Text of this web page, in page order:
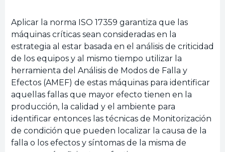
Aplicar la norma ISO 17359 garantiza que las
máquinas críticas sean consideradas en la
estrategia al estar basada en el análisis de criticidad
de los equipos y al mismo tiempo utilizar la
herramienta del Análisis de Modos de Falla y
Efectos (AMEF) de estas máquinas para identificar
aquellas fallas que mayor efecto tienen en la
producción, la calidad y el ambiente para
identificar entonces las técnicas de Monitorización
de condición que pueden localizar la causa de la
falla o los efectos y síntomas de la misma de